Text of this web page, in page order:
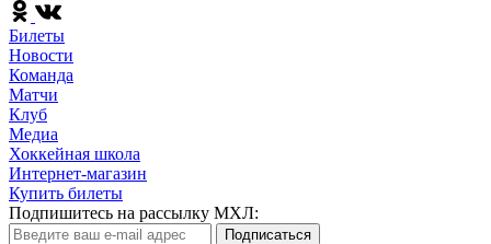
Билеты
Новости
Команда
Матчи
Клуб
Медиа
Хоккейная школа
Интернет-магазин
Купить билеты
Подпишитесь на рассылку МХЛ:
Подписаться